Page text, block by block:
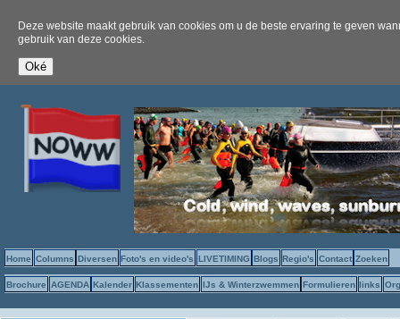
Deze website maakt gebruik van cookies om u de beste ervaring te geven
gebruik van deze cookies.
Home Columns Diversen Foto's en video's LIVETIMING Blogs Regio's Contact Zoeken
Brochure AGENDA Kalender Klassementen IJs & Winterzwemmen Formulieren links